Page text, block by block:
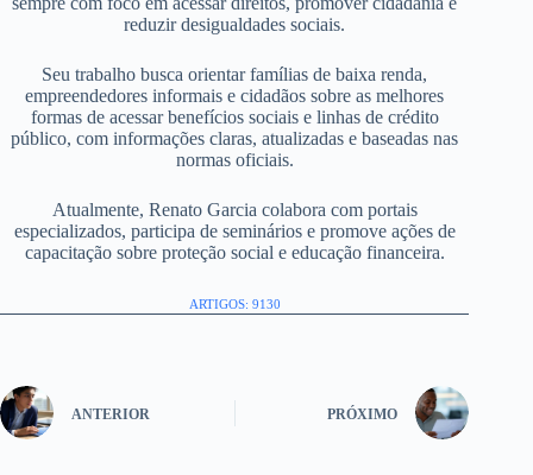
reduzir desigualdades sociais.
Seu trabalho busca orientar famílias de baixa renda,
empreendedores informais e cidadãos sobre as melhores
formas de acessar benefícios sociais e linhas de crédito
público, com informações claras, atualizadas e baseadas nas
normas oficiais.
Atualmente, Renato Garcia colabora com portais
especializados, participa de seminários e promove ações de
capacitação sobre proteção social e educação financeira.
ARTIGOS: 9130
ANTERIOR PRÓXIMO